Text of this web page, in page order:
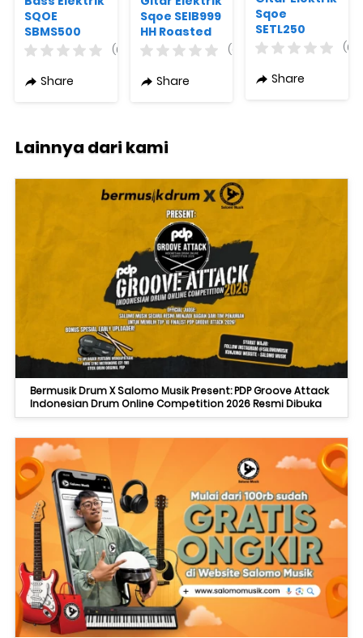
SQOE
SBMS500
MBK 5 String
(0)
Share
Sqoe SEIB999
HH Roasted
Maple Series
Original
(0)
Share
Sqoe
SETL250
Telecaster
Warna
(0)
Share
Lainnya dari kami
Bermusik Drum X Salomo Musik Present: PDP Groove Attack
Indonesian Drum Online Competition 2026 Resmi Dibuka